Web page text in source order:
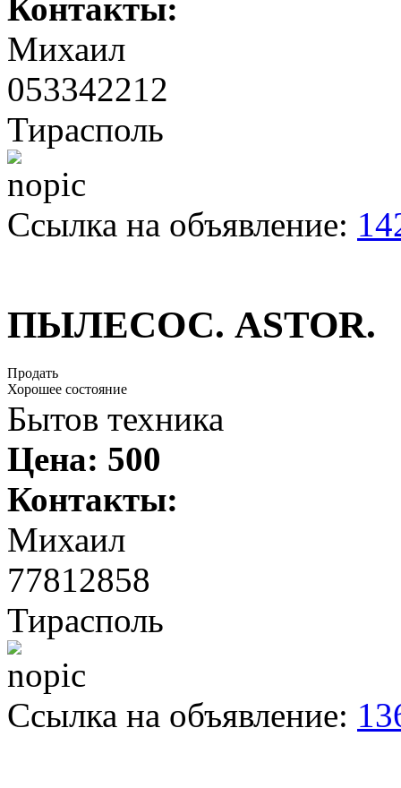
Контакты:
Михаил
053342212
Тирасполь
Ссылка на объявление:
ПЫЛЕСОС. АSTOR.
Продать
Хорошее состояние
Бытов техника
Цена: 500
Контакты:
Михаил
77812858
Тирасполь
Ссылка на объявление: